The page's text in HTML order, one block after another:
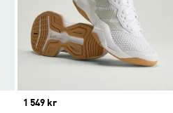
Price
1 549 kr